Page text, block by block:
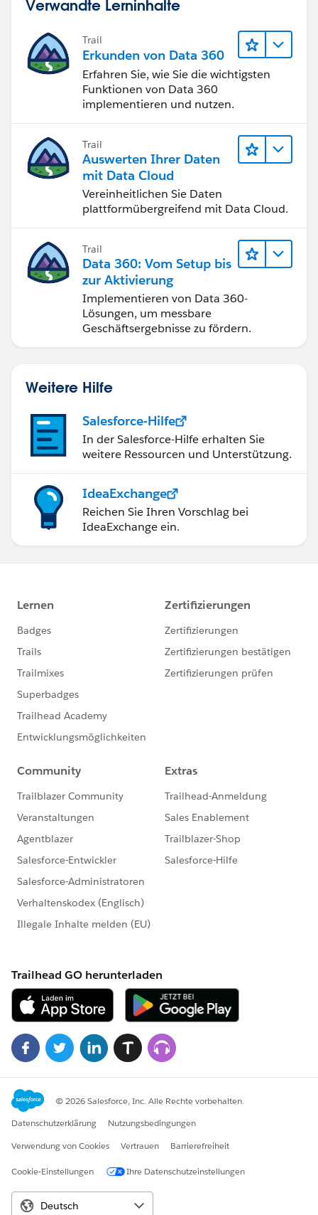
Verwandte Lerninhalte
Trail
Erkunden von Data 360
Erfahren Sie, wie Sie die wichtigsten
Funktionen von Data 360
implementieren und nutzen.
Trail
Auswerten Ihrer Daten
mit Data Cloud
Vereinheitlichen Sie Daten
plattformübergreifend mit Data Cloud.
Trail
Data 360: Vom Setup bis
zur Aktivierung
Implementieren von Data 360-
Lösungen, um messbare
Geschäftsergebnisse zu fördern.
Weitere Hilfe
Salesforce-Hilfe
In der Salesforce-Hilfe erhalten Sie
weitere Ressourcen und Unterstützung.
IdeaExchange
Reichen Sie Ihren Vorschlag bei
IdeaExchange ein.